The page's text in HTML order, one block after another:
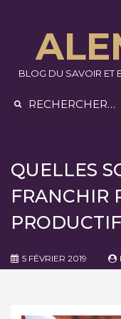
BLOG DU SAVOIR ET
QUELLES
FRANCHIR
5 FÉVRIER 2019